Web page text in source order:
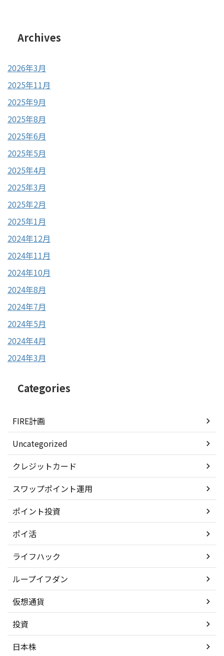
Archives
2026年3月
2025年11月
2025年9月
2025年8月
2025年6月
2025年5月
2025年4月
2025年3月
2025年2月
2025年1月
2024年12月
2024年11月
2024年10月
2024年8月
2024年7月
2024年5月
2024年4月
2024年3月
Categories
FIRE計画
Uncategorized
クレジットカード
スワップポイント運用
ポイント投資
ポイ活
ライフハック
ループイフダン
仮想通貨
投資
日本株